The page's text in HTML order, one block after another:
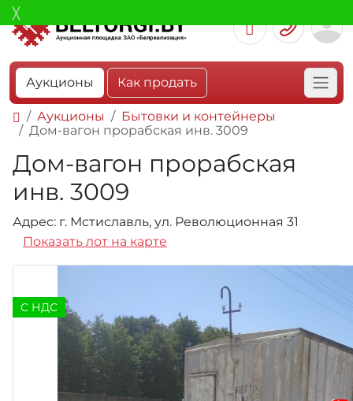
Аукционы Как продать
Аукционы
Бытовки и контейнеры
Дом-вагон прорабская инв. 3009
Дом-вагон прорабская
инв. 3009
Адрес: г. Мстиславль, ул. Революционная 31
Показать лот на карте
C НДС